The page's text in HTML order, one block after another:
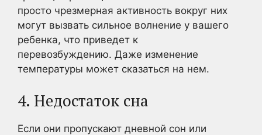
просто чрезмерная активность вокруг них
могут вызвать сильное волнение у вашего
ребенка, что приведет к
перевозбуждению. Даже изменение
температуры может сказаться на нем.
4. Недостаток сна
Если они пропускают дневной сон или